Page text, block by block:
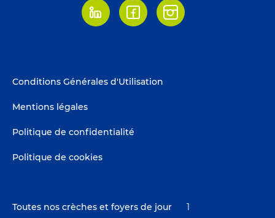
LinkedinFacebookInstagram
Footer
Conditions Générales d'Utilisation
Mentions légales
Politique de confidentialité
Politique de cookies
Toutes nos crèches et foyers de jour 1